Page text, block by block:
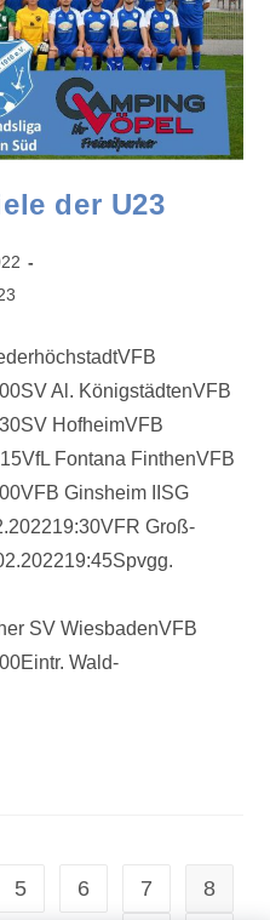
der U23
Al. KönigstädtenVFB
HofheimVFB
Fontana FinthenVFB
Ginsheim IISG
Groß-
SV WiesbadenVFB
Wald-
5 6 7 8